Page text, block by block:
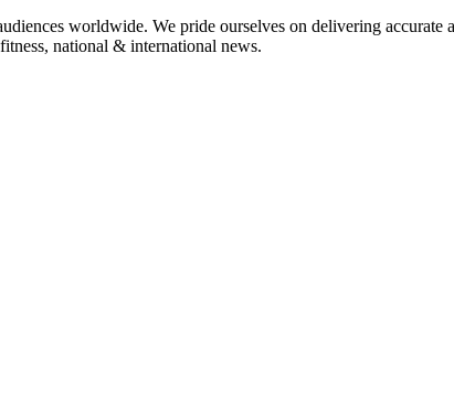
worldwide. We pride ourselves on delivering accurate
national & international news.